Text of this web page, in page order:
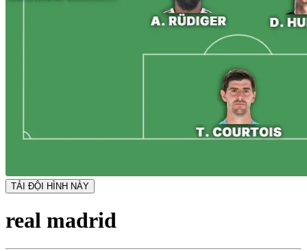
TẢI ĐỘI HÌNH NÀY
real madrid